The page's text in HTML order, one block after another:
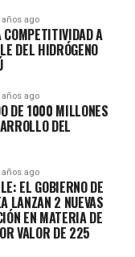
años ago
COMPETITIVIDAD A
DEL HIDRÓGENO
años ago
DE 1000 MILLONES
DEL
años ago
EL GOBIERNO DE
LANZAN 2 NUEVAS
EN MATERIA DE
VALOR DE 225